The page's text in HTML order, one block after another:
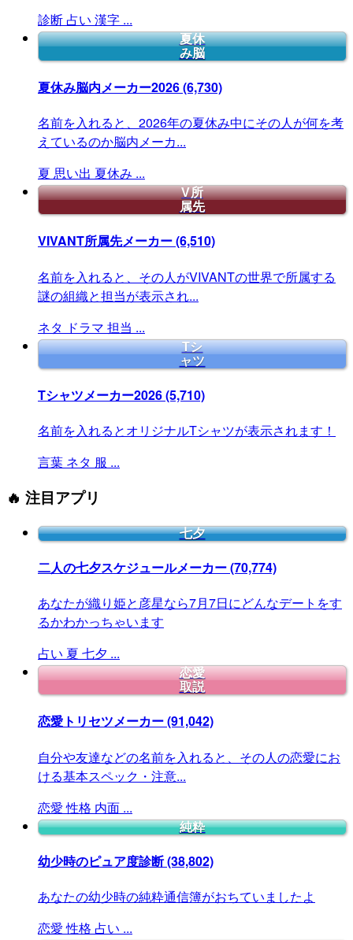
診断 占い 漢字 ...
夏休
み脳
夏休み脳内メーカー2026(6,730)
名前を入れると、2026年の夏休み中にその人が何を考
えているのか脳内メーカ...
夏 思い出 夏休み ...
V所
属先
VIVANT所属先メーカー(6,510)
名前を入れると、その人がVIVANTの世界で所属する
謎の組織と担当が表示され...
ネタ ドラマ 担当 ...
Tシ
ャツ
Tシャツメーカー2026(5,710)
名前を入れるとオリジナルTシャツが表示されます！
言葉 ネタ 服 ...
🔥 注目アプリ
七夕
二人の七夕スケジュールメーカー(70,774)
あなたが織り姫と彦星なら7月7日にどんなデートをす
るかわかっちゃいます
占い 夏 七夕 ...
恋愛
取説
恋愛トリセツメーカー(91,042)
自分や友達などの名前を入れると、その人の恋愛にお
ける基本スペック・注意...
恋愛 性格 内面 ...
純粋
幼少時のピュア度診断(38,802)
あなたの幼少時の純粋通信簿がおちていましたよ
恋愛 性格 占い ...